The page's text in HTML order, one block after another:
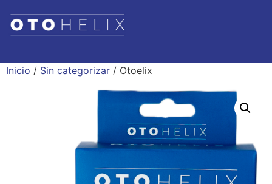
Inicio / Sin categorizar / Otoelix